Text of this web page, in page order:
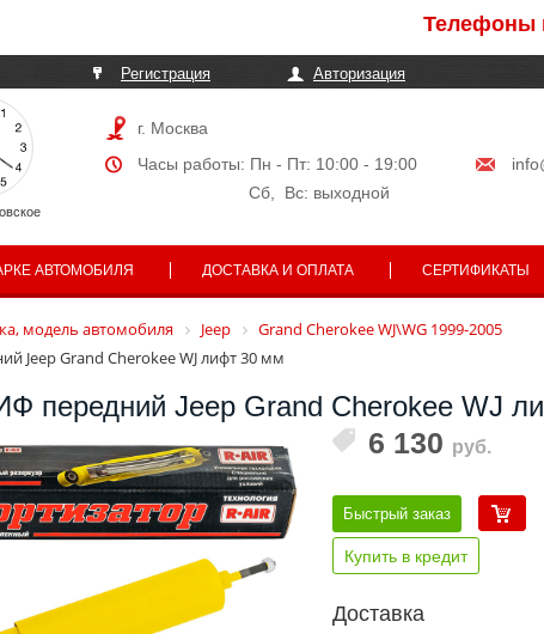
Телефоны
Регистрация Авторизация
г. Москва
Часы работы: Пн - Пт: 10:00 - 19:00
Сб, Вс: выходной
АВТОМОБИЛЯ ДОСТАВКА И ОПЛАТА СЕРТИФИКАТЫ
модель автомобиля Jeep
Grand Cherokee WJ\WG 1999-2005
Jeep Grand Cherokee WJ лифт 30 мм
передний Jeep Grand Cherokee WJ
6 130 руб.
Быстрый заказ
Купить в кредит
Доставка